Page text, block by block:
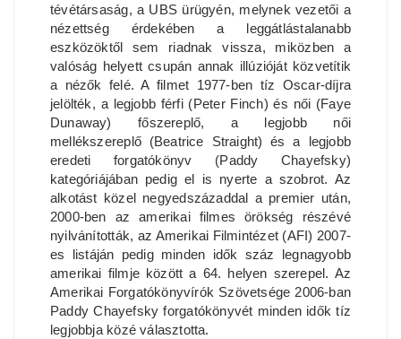
tévétársaság, a UBS ürügyén, melynek vezetői a
nézettség érdekében a leggátlástalanabb
eszközöktől sem riadnak vissza, miközben a
valóság helyett csupán annak illúzióját közvetítik
a nézők felé. A filmet 1977-ben tíz Oscar-díjra
jelölték, a legjobb férfi (Peter Finch) és női (Faye
Dunaway) főszereplő, a legjobb női
mellékszereplő (Beatrice Straight) és a legjobb
eredeti forgatókönyv (Paddy Chayefsky)
kategóriájában pedig el is nyerte a szobrot. Az
alkotást közel negyedszázaddal a premier után,
2000-ben az amerikai filmes örökség részévé
nyilvánították, az Amerikai Filmintézet (AFI) 2007-
es listáján pedig minden idők száz legnagyobb
amerikai filmje között a 64. helyen szerepel. Az
Amerikai Forgatókönyvírók Szövetsége 2006-ban
Paddy Chayefsky forgatókönyvét minden idők tíz
legjobbja közé választotta.